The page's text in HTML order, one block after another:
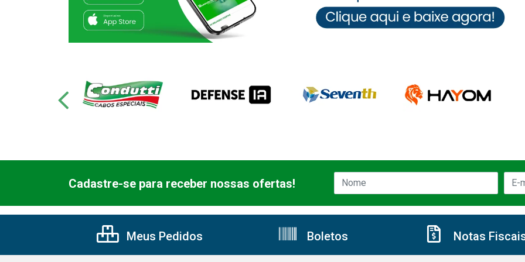
Cadastre-se para receber nossas ofertas!
Meus Pedidos Boletos Notas